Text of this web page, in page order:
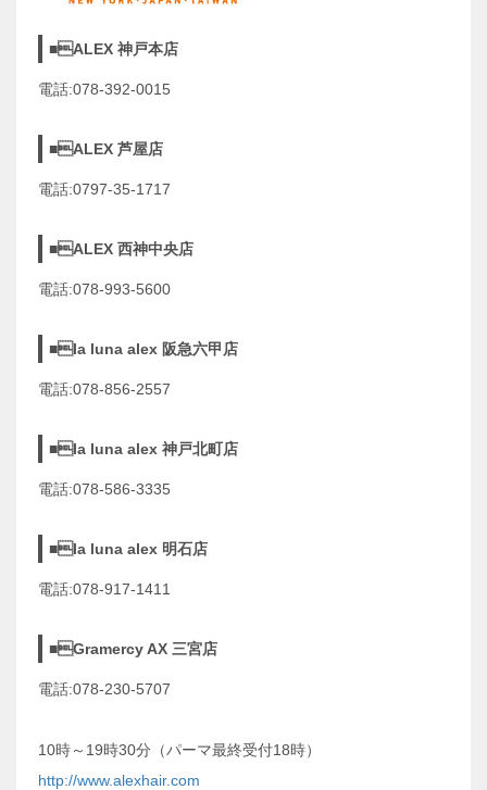
■ALEX 神戸本店
電話:078-392-0015
■ALEX 芦屋店
電話:0797-35-1717
■ALEX 西神中央店
電話:078-993-5600
■la luna alex 阪急六甲店
電話:078-856-2557
■la luna alex 神戸北町店
電話:078-586-3335
■la luna alex 明石店
電話:078-917-1411
■Gramercy AX 三宮店
電話:078-230-5707
10時～19時30分（パーマ最終受付18時）
http://www.alexhair.com